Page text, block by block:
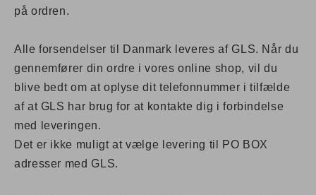
på ordren.
Alle forsendelser til Danmark leveres af GLS. Når du
gennemfører din ordre i vores online shop, vil du
blive bedt om at oplyse dit telefonnummer i tilfælde
af at GLS har brug for at kontakte dig i forbindelse
med leveringen.
Det er ikke muligt at vælge levering til PO BOX
adresser med GLS.